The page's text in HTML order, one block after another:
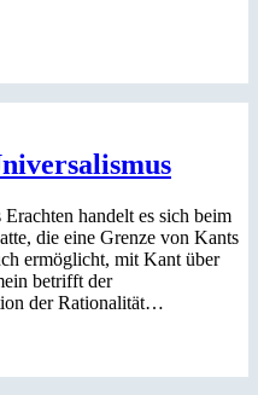
handelt es sich beim
die eine Grenze von Kants
ermöglicht, mit Kant über
betrifft der
der Rationalität…